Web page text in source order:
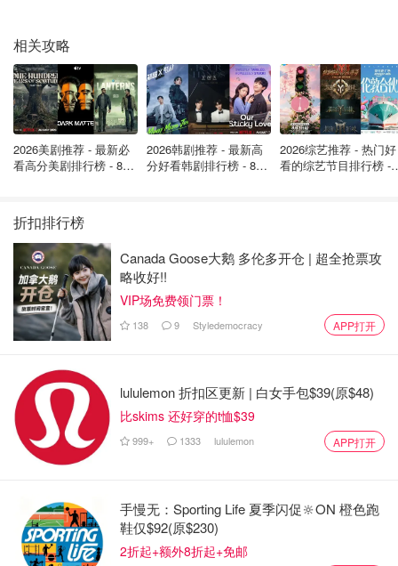
但是通过Skiplagged预定的机票大家一定注意，如果是“弃
优点
价格便宜 不能托运行李
Skyscanner
相关攻略
2026美剧推荐 - 最新必
看高分美剧排行榜 - 8月
2026韩剧推荐 - 最新高
分好看韩剧排行榜 - 8月
2026综艺推荐 - 热门好
看的综艺节目排行榜 -
折扣排行榜
Canada Goose大鹅 多伦多开仓 | 超全抢票攻
略收好!!
VIP场免费领门票！
138 9 Styledemocracy APP打开
lululemon 折扣区更新 | 白女手包$39(原$48)
比skims 还好穿的t恤$39
999+ 1333 lululemon APP打开
手慢无：Sporting Life 夏季闪促🔆ON 橙色跑
鞋仅$92(原$230)
2折起+额外8折起+免邮